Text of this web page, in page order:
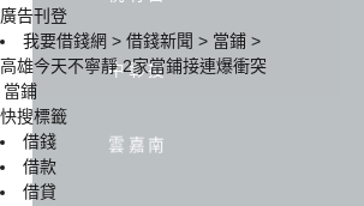
中彰投
雲嘉南
廣告刊登
我要借錢網 > 借錢新聞 > 當鋪 >
高雄今天不寧靜 2家當鋪接連爆衝突
當鋪
快搜標籤
借錢
借款
借貸